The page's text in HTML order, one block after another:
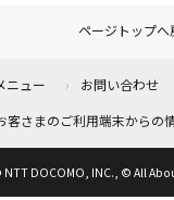
ページトップへ
ニュー お問い合わせ
客さまのご利用端末からの
NTT DOCOMO, INC., © All